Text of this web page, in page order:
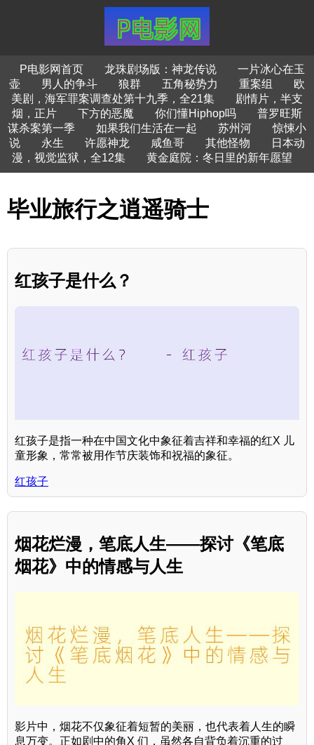
P电影网首页 龙珠剧场版：神龙传说
一片冰心在玉
壶
男人的争斗 狼群 五角秘势力 重案组
欧
美剧，海军罪案调查处第十九季，全21集
剧情片，半支
烟，正片
下方的恶魔 你们懂Hiphop吗
普罗旺斯
谋杀案第一季
如果我们生活在一起 苏州河
惊悚小
说
永生 许愿神龙 咸鱼哥 其他怪物
日本动
漫，视觉监狱，全12集
黄金庭院：冬日里的新年愿望
毕业旅行之逍遥骑士
红孩子是什么？
红孩子是指一种在中国文化中象征着吉祥和幸福的红X 儿
童形象，常常被用作节庆装饰和祝福的象征。
红孩子
烟花烂漫，笔底人生——探讨《笔底
烟花》中的情感与人生
影片中，烟花不仅象征着短暂的美丽，也代表着人生的瞬
息万变。正如剧中的角X 们，虽然各自背负着沉重的过